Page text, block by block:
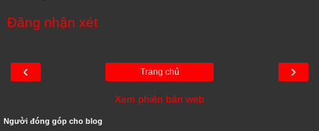
Đăng nhận xét
‹ ›
Trang chủ
Xem phiên bản web
Người đóng góp cho blog